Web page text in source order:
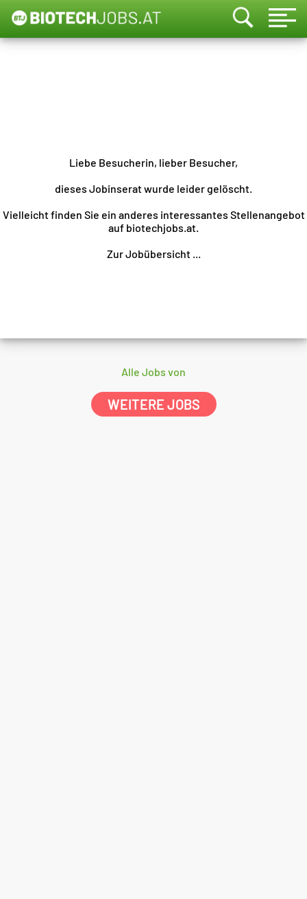
Liebe Besucherin, lieber Besucher,
dieses Jobinserat wurde leider gelöscht.
Vielleicht finden Sie ein anderes interessantes Stellenangebot
auf biotechjobs.at.
Zur Jobübersicht ...
Alle Jobs von
WEITERE JOBS